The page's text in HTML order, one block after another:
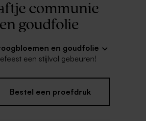
communie
goudfolie
en goudfolie
een stijlvol gebeuren!
alvast heel stijlvol.
met het kaftje en kan
Bestel een proefdruk